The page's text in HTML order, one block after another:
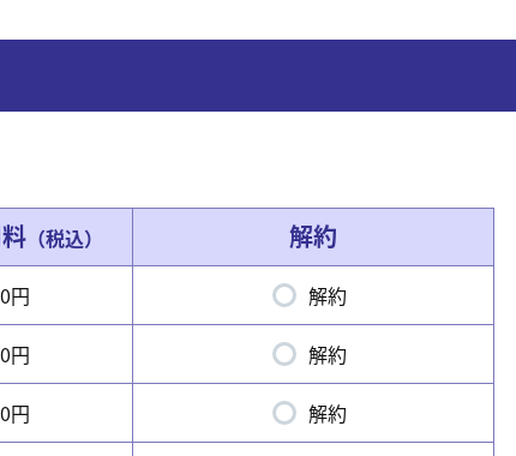
（税込） 解約
円 解約
円 解約
円 解約